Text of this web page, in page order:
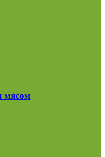
мясом